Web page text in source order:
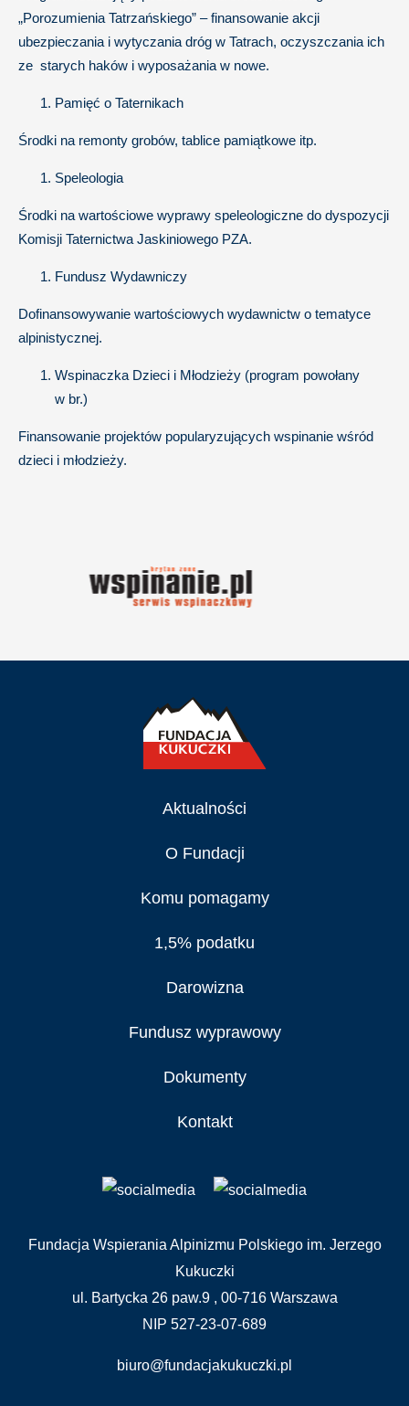
„Porozumienia Tatrzańskiego” – finansowanie akcji
ubezpieczania i wytyczania dróg w Tatrach, oczyszczania ich
ze starych haków i wyposażania w nowe.
Pamięć o Taternikach
Środki na remonty grobów, tablice pamiątkowe itp.
Speleologia
Środki na wartościowe wyprawy speleologiczne do dyspozycji
Komisji Taternictwa Jaskiniowego PZA.
Fundusz Wydawniczy
Dofinansowywanie wartościowych wydawnictw o tematyce
alpinistycznej.
Wspinaczka Dzieci i Młodzieży (program powołany
w br.)
Finansowanie projektów popularyzujących wspinanie wśród
dzieci i młodzieży.
Aktualności
O Fundacji
Komu pomagamy
1,5% podatku
Darowizna
Fundusz wyprawowy
Dokumenty
Kontakt
Fundacja Wspierania Alpinizmu Polskiego im. Jerzego
Kukuczki
ul. Bartycka 26 paw.9 , 00-716 Warszawa
NIP 527-23-07-689
biuro@fundacjakukuczki.pl